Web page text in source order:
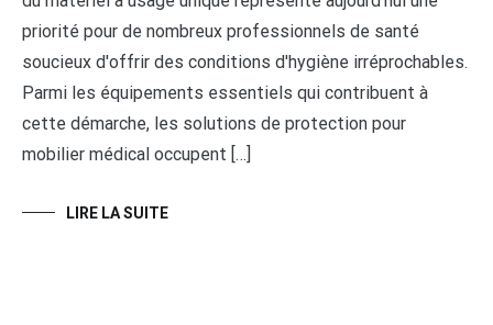
priorité pour de nombreux professionnels de santé
soucieux d'offrir des conditions d'hygiène irréprochables.
Parmi les équipements essentiels qui contribuent à
cette démarche, les solutions de protection pour
mobilier médical occupent […]
LIRE LA SUITE